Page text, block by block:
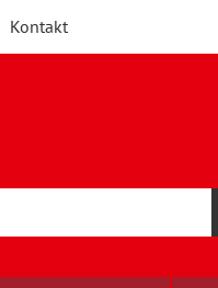
Kontakt